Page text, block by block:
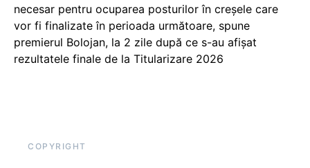
necesar pentru ocuparea posturilor în creșele care
vor fi finalizate în perioada următoare, spune
premierul Bolojan, la 2 zile după ce s-au afișat
rezultatele finale de la Titularizare 2026
COPYRIGHT